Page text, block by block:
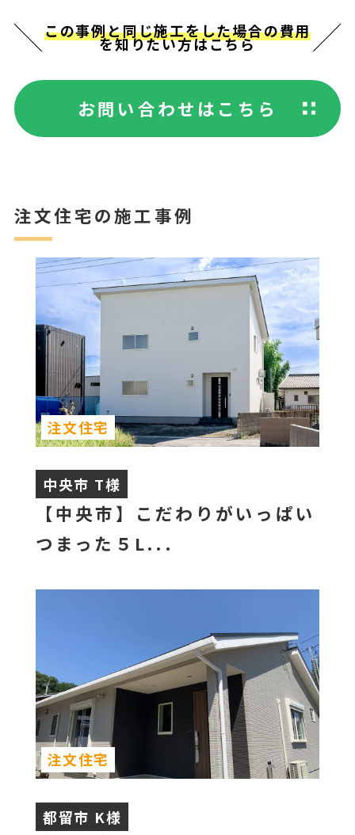
この事例と同じ施工をした場合の費用
を知りたい方はこちら
お問い合わせはこちら
注文住宅の施工事例
中央市 T様
【中央市】こだわりがいっぱい
つまった５L...
注文住宅
都留市 K様
注文住宅